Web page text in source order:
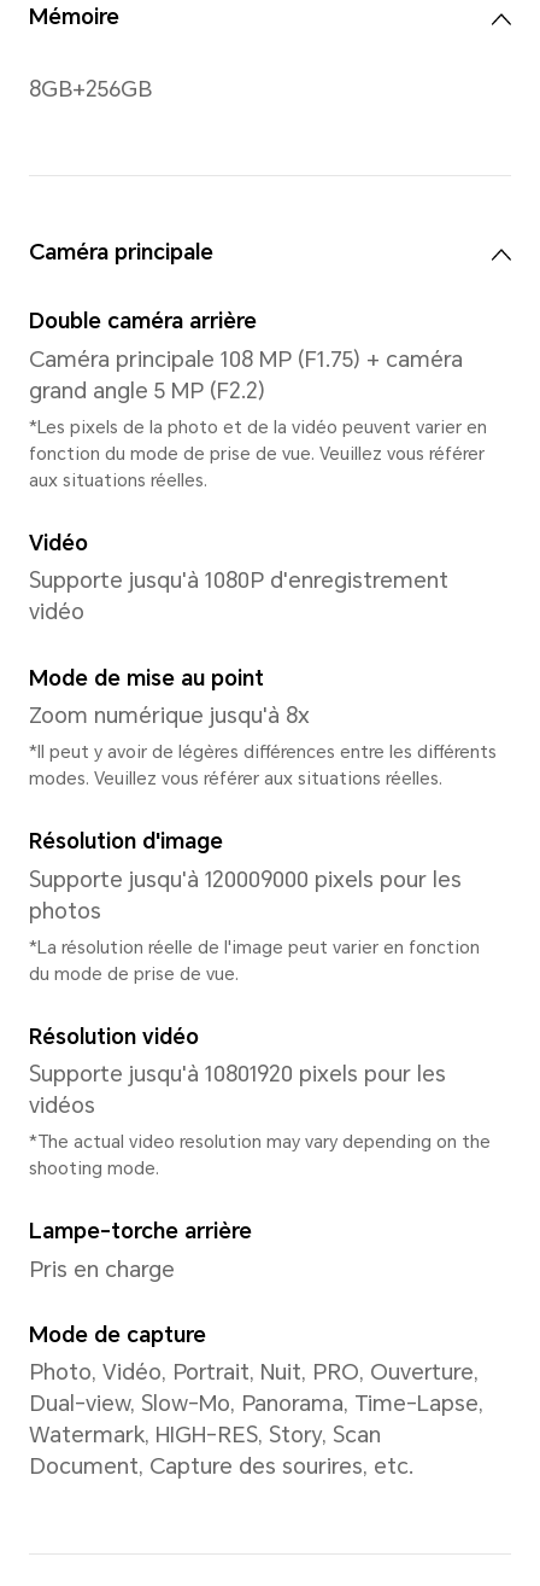
Gestes
Gestes multi-touch, jusqu'à
contact pris en charge.
Modèle de CPU
Qualcomm Snapdragon 685
Type de CPU
Fréquence dominante du
4xA73 2,8GHz + 4xA53
*La fréquence réelle peut
fonction de la charge de
GPU
Adreno 610
Type de clavier